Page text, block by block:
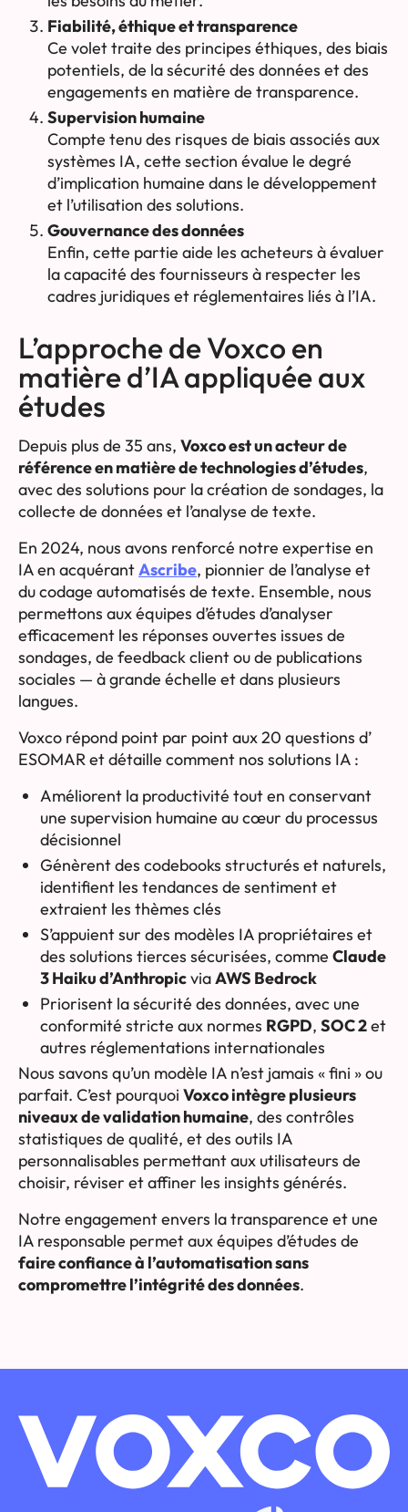
Fiabilité, éthique et transparence
Ce volet traite des principes éthiques, des biais
potentiels, de la sécurité des données et des
engagements en matière de transparence.
Supervision humaine
Compte tenu des risques de biais associés aux
systèmes IA, cette section évalue le degré
d’implication humaine dans le développement
et l’utilisation des solutions.
Gouvernance des données
Enfin, cette partie aide les acheteurs à évaluer
la capacité des fournisseurs à respecter les
cadres juridiques et réglementaires liés à l’IA.
L’approche de Voxco en
matière d’IA appliquée aux
études
Depuis plus de 35 ans, Voxco est un acteur de
référence en matière de technologies d’études,
avec des solutions pour la création de sondages, la
collecte de données et l’analyse de texte.
En 2024, nous avons renforcé notre expertise en
IA en acquérantAscribe, pionnier de l’analyse et
du codage automatisés de texte. Ensemble, nous
permettons aux équipes d’études d’analyser
efficacement les réponses ouvertes issues de
sondages, de feedback client ou de publications
sociales — à grande échelle et dans plusieurs
langues.
Voxco répond point par point aux 20 questions d’
ESOMAR et détaille comment nos solutions IA :
Améliorent la productivité tout en conservant
une supervision humaine au cœur du processus
décisionnel
Génèrent des codebooks structurés et naturels,
identifient les tendances de sentiment et
extraient les thèmes clés
S’appuient sur des modèles IA propriétaires et
des solutions tierces sécurisées, comme Claude
3 Haiku d’AnthropicviaAWS Bedrock
Priorisent la sécurité des données, avec une
conformité stricte aux normes RGPD, SOC 2et
autres réglementations internationales
Nous savons qu’un modèle IA n’est jamais « fini » ou
parfait. C’est pourquoi Voxco intègre plusieurs
niveaux de validation humaine, des contrôles
statistiques de qualité, et des outils IA
personnalisables permettant aux utilisateurs de
choisir, réviser et affiner les insights générés.
Notre engagement envers la transparence et une
IA responsable permet aux équipes d’études de
faire confiance à l’automatisation sans
compromettre l’intégrité des données.